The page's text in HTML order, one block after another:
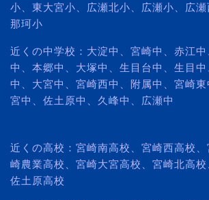
小、東大宮小、広瀬北小、広瀬小、広瀬
那珂小
近くの中学校：大淀中、宮崎中、赤江
中、本郷中、大塚中、生目台中、生目
中、大宮中、宮崎西中、附属中、宮崎
宮中、佐土原中、久峰中、広瀬中
近くの高校：宮崎南高校、宮崎西高校
崎農業高校、宮崎大宮高校、宮崎北高校
佐土原高校